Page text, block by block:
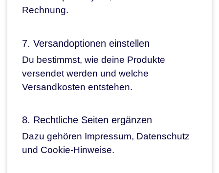
Rechnung.
7. Versandoptionen einstellen
Du bestimmst, wie deine Produkte
versendet werden und welche
Versandkosten entstehen.
8. Rechtliche Seiten ergänzen
Dazu gehören Impressum, Datenschutz
und Cookie-Hinweise.